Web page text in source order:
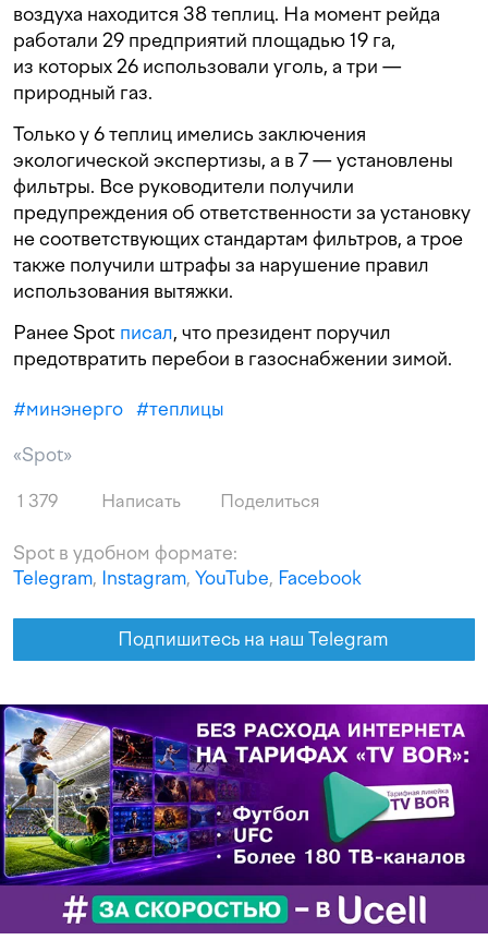
воздуха находится 38 теплиц. На момент рейда
работали 29 предприятий площадью 19 га,
из которых 26 использовали уголь, а три —
природный газ.
Только у 6 теплиц имелись заключения
экологической экспертизы, а в 7 — установлены
фильтры. Все руководители получили
предупреждения об ответственности за установку
не соответствующих стандартам фильтров, а трое
также получили штрафы за нарушение правил
использования вытяжки.
Ранее Spot писал, что президент поручил
предотвратить перебои в газоснабжении зимой.
#минэнерго #теплицы
«Spot»
1 379 Написать Поделиться
Spot в удобном формате:
Telegram, Instagram, YouTube, Facebook
Подпишитесь на наш Telegram